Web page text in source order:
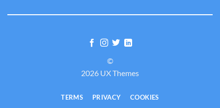
©
2026 UX Themes
TERMS PRIVACY COOKIES